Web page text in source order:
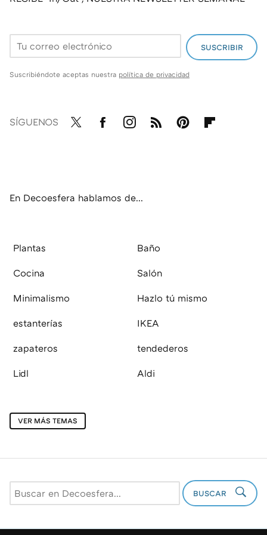
SUSCRIBIR
Suscribiéndote aceptas nuestra política de privacidad
SÍGUENOS
En Decoesfera hablamos de...
Plantas Baño
Cocina Salón
Minimalismo Hazlo tú mismo
estanterías IKEA
zapateros tendederos
Lidl Aldi
VER MÁS TEMAS
BUSCAR